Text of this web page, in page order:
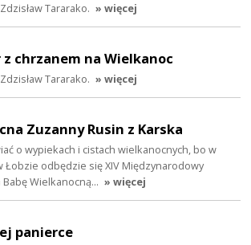
Tararako. » więcej
chrzanem na Wielkanoc
Tararako. » więcej
Zuzanny Rusin z Karska
o wypiekach i cistach wielkanocnych, bo w
Łobzie odbędzie się XIV Międzynarodowy
Wielkanocną… » więcej
panierce